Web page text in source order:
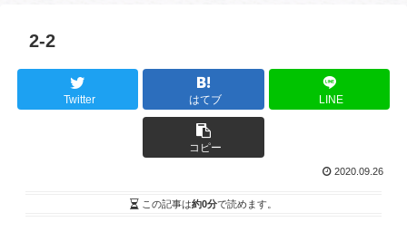
2-2
Twitter はてブ LINE
コピー
2020.09.26
この記事は約0分で読めます。